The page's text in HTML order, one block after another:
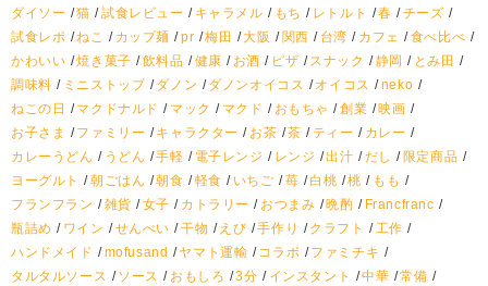
ダイソー
猫 試食レビュー キャラメル もち レトルト 春
チーズ
試食レポ ねこ カップ麺 pr 梅田 大阪 関西 台湾 カフェ
食べ比べ
かわいい 焼き菓子 飲料品 健康 お酒 ピザ スナック 静岡
とみ田
調味料
ミニストップ ダノン ダノンオイコス オイコス
neko
ねこの日
マクドナルド マック マクド おもちゃ 創業 映画
お子さま
ファミリー キャラクター お茶 茶 ティー
カレー
カレーうどん
うどん 手軽 電子レンジ レンジ 出汁 だし
限定商品
ヨーグルト
朝ごはん 朝食 軽食 いちご 苺 白桃 桃
もも
フランフラン
雑貨 女子 カトラリー おつまみ 晩酌
Francfranc
瓶詰め
ワイン せんべい 干物 えび 手作り クラフト
工作
ハンドメイド
mofusand ヤマト運輸 コラボ
ファミチキ
タルタルソース
ソース おもしろ 3分 インスタント 中華 常備